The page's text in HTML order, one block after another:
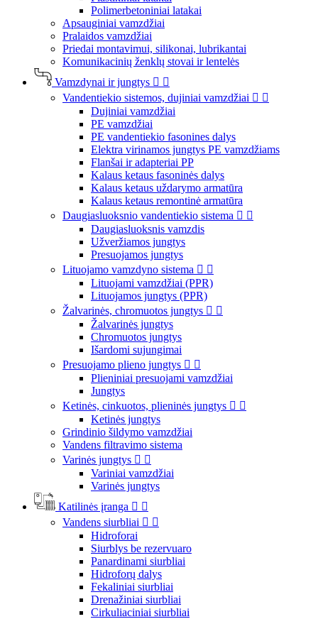
Polimerbetoniniai latakai
Apsauginiai vamzdžiai
Pralaidos vamzdžiai
Priedai montavimui, silikonai, lubrikantai
Komunikacinių ženklų stovai ir lentelės
Vamzdynai ir jungtys  
Vandentiekio sistemos, dujiniai vamzdžiai  
Dujiniai vamzdžiai
PE vamzdžiai
PE vandentiekio fasonines dalys
Elektra virinamos jungtys PE vamzdžiams
Flanšai ir adapteriai PP
Kalaus ketaus fasoninės dalys
Kalaus ketaus uždarymo armatūra
Kalaus ketaus remontinė armatūra
Daugiasluoksnio vandentiekio sistema  
Daugiasluoksnis vamzdis
Užveržiamos jungtys
Presuojamos jungtys
Lituojamo vamzdyno sistema  
Lituojami vamzdžiai (PPR)
Lituojamos jungtys (PPR)
Žalvarinės, chromuotos jungtys  
Žalvarinės jungtys
Chromuotos jungtys
Išardomi sujungimai
Presuojamo plieno jungtys  
Plieniniai presuojami vamzdžiai
Jungtys
Ketinės, cinkuotos, plieninės jungtys  
Ketinės jungtys
Grindinio šildymo vamzdžiai
Vandens filtravimo sistema
Varinės jungtys  
Variniai vamzdžiai
Varinės jungtys
Katilinės įranga  
Vandens siurbliai  
Hidroforai
Siurblys be rezervuaro
Panardinami siurbliai
Hidroforų dalys
Fekaliniai siurbliai
Drenažiniai siurbliai
Cirkuliaciniai siurbliai